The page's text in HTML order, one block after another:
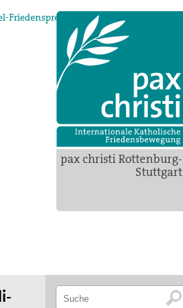
pax christi Rottenburg-
Stuttgart